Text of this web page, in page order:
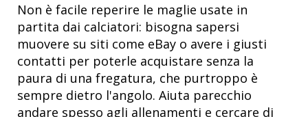
Non è facile reperire le maglie usate in
partita dai calciatori: bisogna sapersi
muovere su siti come eBay o avere i giusti
contatti per poterle acquistare senza la
paura di una fregatura, che purtroppo è
sempre dietro l'angolo. Aiuta parecchio
andare spesso agli allenamenti e cercare di